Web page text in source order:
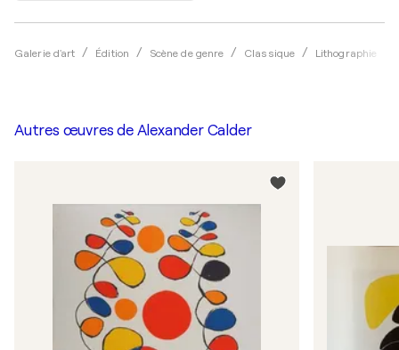
Galerie d'art Édition Scène de genre Classique Lithographie
Autres œuvres de Alexander Calder